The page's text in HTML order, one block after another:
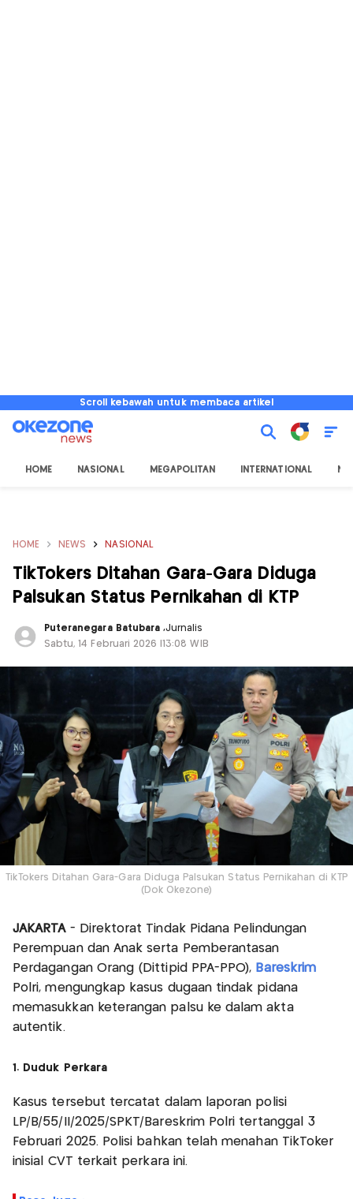
Scroll kebawah untuk membaca artikel
HOME NASIONAL MEGAPOLITAN INTERNATIONAL
HOME NEWS NASIONAL
TikTokers Ditahan Gara-Gara Diduga
Palsukan Status Pernikahan di KTP
Puteranegara Batubara,Jurnalis
Sabtu, 14 Februari 2026 |13:08 WIB
TikTokers Ditahan Gara-Gara Diduga Palsukan Status Pernikahan di KTP
(Dok Okezone)
JAKARTA- Direktorat Tindak Pidana Pelindungan
Perempuan dan Anak serta Pemberantasan
Perdagangan Orang (Dittipid PPA-PPO), Bareskrim
Polri, mengungkap kasus dugaan tindak pidana
memasukkan keterangan palsu ke dalam akta
autentik.
1. Duduk Perkara
Kasus tersebut tercatat dalam laporan polisi
LP/B/55/II/2025/SPKT/Bareskrim Polri tertanggal 3
Februari 2025. Polisi bahkan telah menahan TikToker
inisial CVT terkait perkara ini.